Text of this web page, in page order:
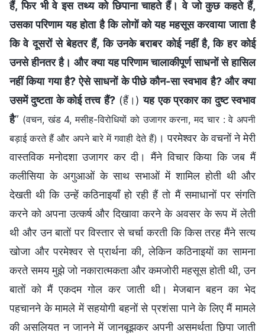
हैं, फिर भी वे इस तथ्‍य को छिपाना चाहते हैं। वे जो कुछ कहते हैं,
उसका परिणाम यह होता है कि लोगों को यह महसूस करवाया जाता है
कि वे दूसरों से बेहतर हैं, कि उनके बराबर कोई नहीं है, कि हर कोई
उनसे हीनतर है। और क्‍या यह परिणाम चालाकीपूर्ण साधनों से हासिल
नहीं किया गया है? ऐसे साधनों के पीछे कौन-सा स्‍वभाव है? और क्‍या
उसमें दुष्‍टता के कोई तत्त्व हैं?(हैं।)यह एक प्रकार का दुष्‍ट स्‍वभाव
है” (वचन, खंड 4, मसीह-विरोधियों को उजागर करना, मद चार : वे अपनी
बड़ाई करते हैं और अपने बारे में गवाही देते हैं) । परमेश्वर के वचनों ने मेरी
वास्तविक मनोदशा उजागर कर दी। मैंने विचार किया कि जब मैं
कलीसिया के अगुआओं के साथ सभाओं में शामिल होती थी और
देखती थी कि उन्हें कठिनाइयाँ हो रही हैं तो मैं समाधानों पर संगति
करने को अपना उत्कर्ष और दिखावा करने के अवसर के रूप में लेती
थी और उन बातों पर विस्तार से चर्चा करती कि किस तरह मैंने सत्य
खोजा और परमेश्वर से प्रार्थना की, लेकिन कठिनाइयों का सामना
करते समय मुझे जो नकारात्मकता और कमजोरी महसूस होती थी, उन
बातों को मैं एकदम गोल कर जाती थी। मेजबान बहन का भेद
पहचानने के मामले में सहयोगी बहनों से प्रशंसा पाने के लिए मैं मामले
की असलियत न जानने में जानबूझकर अपनी असमर्थता छिपा जाती